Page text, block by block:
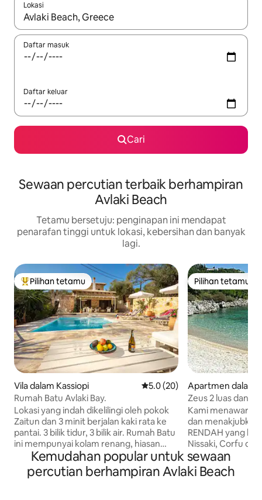
Lokasi
Apabila hasil tersedia, navigasi dengan kekunci anak panah
Daftar masuk
Daftar keluar
Cari
Sewaan percutian terbaik berhampiran
Avlaki Beach
Tetamu bersetuju: penginapan ini mendapat
penarafan tinggi untuk lokasi, kebersihan dan banyak
lagi.
Pilihan utama tetamu
Pilihan tetamu
Vila dalam Kassiopi Penarafan purata 5.0
5.0 (20)
Rumah Batu Avlaki Bay.
Lokasi yang indah dikelilingi oleh pokok
Zaitun dan 3 minit berjalan kaki rata ke
pantai. 3 bilik tidur, 3 bilik air. Rumah Batu
ini mempunyai kolam renang, hiasan
dalaman yang lazat dan taman yang
subur, hanya sepelemparan batu, 3 minit
berjalan kaki dari teluk Avlaki. Salah satu
Pilihan tetamu
Pilihan tetamu
Apartmen dalam
Zeus 2 luas dan
renang
Kami
dan
RENDAH yang
Nissaki, Corfu di
dianggap sebagai
mempunyai
luar biasa. Jarak
Kemudahan popular untuk sewaan
percutian berhampiran Avlaki Beach